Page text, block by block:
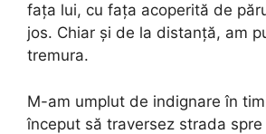
fața lui, cu fața acoperită de
jos. Chiar și de la distanță, am
tremura.
M-am umplut de indignare în
început să traversez strada